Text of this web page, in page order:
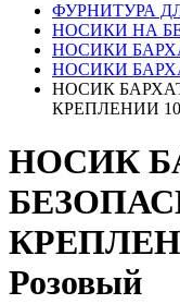
ФУРНИТУРА
НОСИКИ НА
НОСИКИ
НОСИКИ
НОСИК
КРЕПЛЕНИИ
НОСИК
Розовый